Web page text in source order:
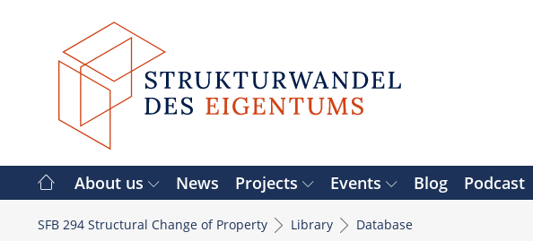
content
About us News Projects Events Blog Podcast
SFB 294 Structural Change of Property Library Database